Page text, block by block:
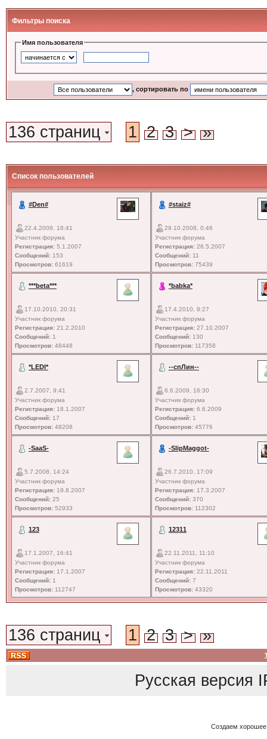
Фильтры поиска
Имя пользователя
, сортировать по
136 страниц 1 2 3 > »
Список пользователей
#Den#
22.4.2009, 18:41
Участник форума
Регистрация:5.1.2007
Сообщений:153
Просмотров:61619
#staiz#
29.10.2008, 0:46
Участник форума
Регистрация:26.5.2007
Сообщений:11
Просмотров:75439
***beta***
17.10.2010, 20:31
Участник форума
Регистрация:21.2.2010
Сообщений:1
Просмотров:48448
*babka*
17.4.2010, 8:27
Участник форума
Регистрация:27.10.2007
Сообщений:130
Просмотров:117358
*LEDI*
2.7.2007, 9:41
Участник форума
Регистрация:18.1.2007
Сообщений:17
Просмотров:48208
--спЛин--
6.6.2009, 16:30
Участник форума
Регистрация:6.6.2009
Сообщений:1
Просмотров:45776
-SaaS-
5.7.2008, 14:24
Участник форума
Регистрация:19.8.2007
Сообщений:25
Просмотров:52933
-SlipMaggot-
26.7.2010, 17:09
Участник форума
Регистрация:17.3.2007
Сообщений:370
Просмотров:112302
123
17.1.2007, 16:41
Участник форума
Регистрация:17.1.2007
Сообщений:1
Просмотров:112747
12311
22.11.2011, 11:10
Участник форума
Регистрация:22.11.2011
Сообщений:7
Просмотров:43320
136 страниц 1 2 3 > »
Русская версия
Создаем